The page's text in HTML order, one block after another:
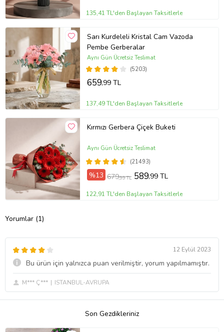
135,41 TL'den Başlayan Taksitlerle
Sarı Kurdeleli Kristal Cam Vazoda
Pembe Gerberalar
(5203)
Aynı Gün Ücretsiz Teslimat
659,99 TL
137,49 TL'den Başlayan Taksitlerle
Kırmızı Gerbera Çiçek Buketi
(21493)
Aynı Gün Ücretsiz Teslimat
%13 679,99 TL 589,99 TL
122,91 TL'den Başlayan Taksitlerle
Yorumlar (1)
12 Eylül 2023
Bu ürün için yalnızca puan verilmiştir, yorum yapılmamıştır.
M*** Ç*** ISTANBUL-AVRUPA
Son Gezdikleriniz